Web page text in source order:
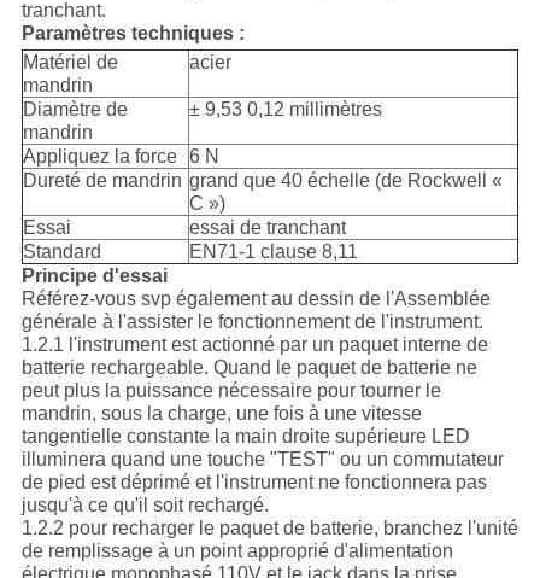
tranchant.
Paramètres techniques :
Matériel de
mandrin
acier
Diamètre de
mandrin
± 9,53 0,12 millimètres
Appliquez la force 6 N
Dureté de mandrin grand que 40 échelle (de Rockwell «
C »)
Essai
essai de tranchant
Standard
EN71-1 clause 8,11
Principe d'essai
Référez-vous svp également au dessin de l'Assemblée
générale à l'assister le fonctionnement de l'instrument.
1.2.1 l'instrument est actionné par un paquet interne de
batterie rechargeable. Quand le paquet de batterie ne
peut plus la puissance nécessaire pour tourner le
mandrin, sous la charge, une fois à une vitesse
tangentielle constante la main droite supérieure LED
illuminera quand une touche "TEST" ou un commutateur
de pied est déprimé et l'instrument ne fonctionnera pas
jusqu'à ce qu'il soit rechargé.
1.2.2 pour recharger le paquet de batterie, branchez l'unité
de remplissage à un point approprié d'alimentation